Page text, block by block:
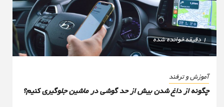
1 دقیقه خوانده شده
آموزش و ترفند
چگونه از داغ شدن بیش از حد گوشی در ماشین جلوگیری کنیم؟